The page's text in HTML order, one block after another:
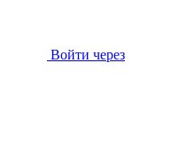
Войти через